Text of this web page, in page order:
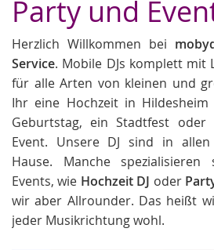
Party und
Herzlich Willkommen bei
Service. Mobile DJs komplett mit
für alle Arten von kleinen und
Ihr eine Hochzeit in
Geburtstag, ein Stadtfest oder
Event. Unsere DJ sind in
Hause. Manche
Events, wie Hochzeit DJ oder
wir aber Allrounder. Das heißt
jeder Musikrichtung wohl.